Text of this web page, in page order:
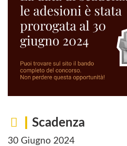
Scadenza
30 Giugno 2024